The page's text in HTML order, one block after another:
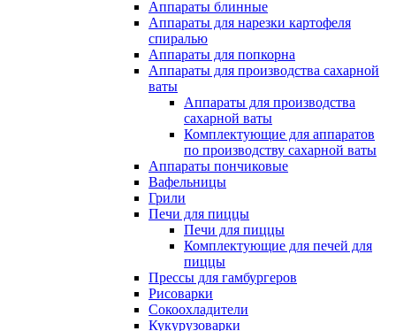
Аппараты блинные
Аппараты для нарезки картофеля
спиралью
Аппараты для попкорна
Аппараты для производства сахарной
ваты
Аппараты для производства
сахарной ваты
Комплектующие для аппаратов
по производству сахарной ваты
Аппараты пончиковые
Вафельницы
Грили
Печи для пиццы
Печи для пиццы
Комплектующие для печей для
пиццы
Прессы для гамбургеров
Рисоварки
Сокоохладители
Кукурузоварки